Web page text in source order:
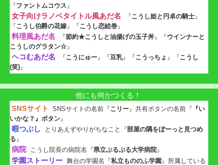
『ファントムコウス』
女子向けラノベタイトル風あだ名 『こうし姫と円卓の騎士』
『こうし伯爵の花嫁』『こうし恋絵巻』
料理風あだ名 『節約★こうしと油揚げの玉子丼』『ウインナーと
こうしのグラタン☆』
ヘコむあだ名 『こうにゅー』『豆乳』『こうっちょ 』『こうし
(笑)』
他にも何かつくる！
SNSサイト
SNSサイトの名前『こリー』共有ボタンの名前『 『い
いかな？』ボタン』
暇つぶし とりあえずやりがちなこと『部屋の隅をぼーっと見つめ
る』
病院 こうし院長の病院名『県立ぷるぷる大学病院』
学園ストーリー 舞台の学園名『私立もののふ学園 』所属している